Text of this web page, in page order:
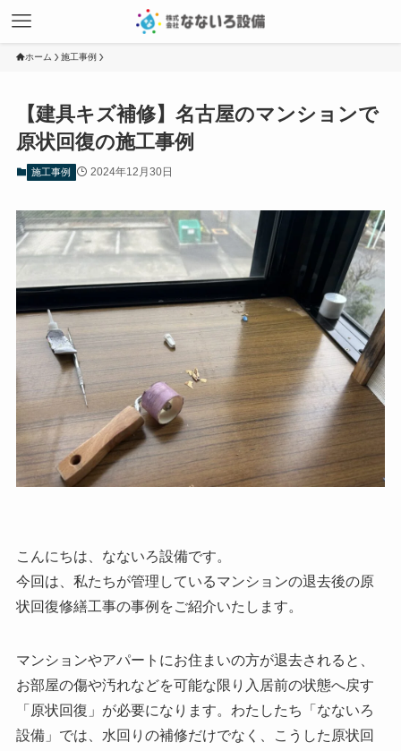
ホーム 施工事例
【建具キズ補修】名古屋のマンションで
原状回復の施工事例
施工事例 2024年12月30日
こんにちは、なないろ設備です。
今回は、私たちが管理しているマンションの退去後の原
状回復修繕工事の事例をご紹介いたします。
マンションやアパートにお住まいの方が退去されると、
お部屋の傷や汚れなどを可能な限り入居前の状態へ戻す
「原状回復」が必要になります。わたしたち「なないろ
設備」では、水回りの補修だけでなく、こうした原状回